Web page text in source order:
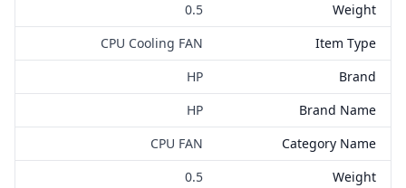
Weight
0.5
Item Type
CPU Cooling FAN
Brand
HP
Brand Name
HP
Category Name
CPU FAN
Weight
0.5